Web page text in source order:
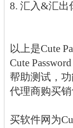
8. 汇入&汇出
以上是Cute
Cute
帮助测试，
代理商购买销
买软件网为